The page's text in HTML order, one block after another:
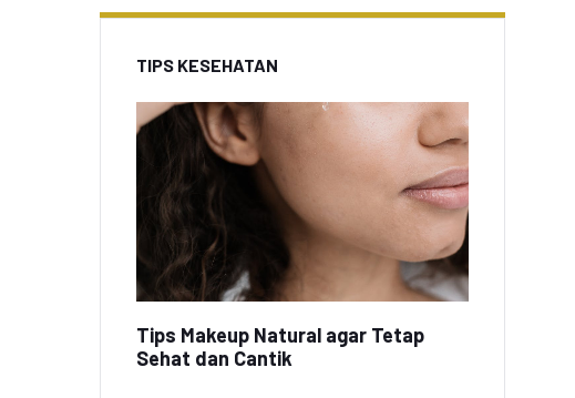
TIPS KESEHATAN
Tips Makeup Natural agar Tetap
Sehat dan Cantik